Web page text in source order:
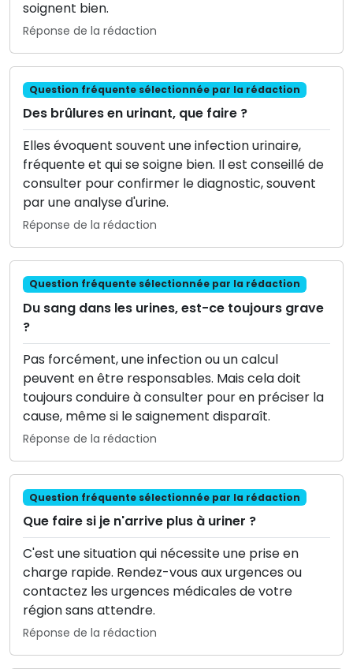
soignent bien.
Réponse de la rédaction
Question fréquente sélectionnée par la rédaction
Des brûlures en urinant, que faire ?
Elles évoquent souvent une infection urinaire,
fréquente et qui se soigne bien. Il est conseillé de
consulter pour confirmer le diagnostic, souvent
par une analyse d'urine.
Réponse de la rédaction
Question fréquente sélectionnée par la rédaction
Du sang dans les urines, est-ce toujours grave
?
Pas forcément, une infection ou un calcul
peuvent en être responsables. Mais cela doit
toujours conduire à consulter pour en préciser la
cause, même si le saignement disparaît.
Réponse de la rédaction
Question fréquente sélectionnée par la rédaction
Que faire si je n'arrive plus à uriner ?
C'est une situation qui nécessite une prise en
charge rapide. Rendez-vous aux urgences ou
contactez les urgences médicales de votre
région sans attendre.
Réponse de la rédaction